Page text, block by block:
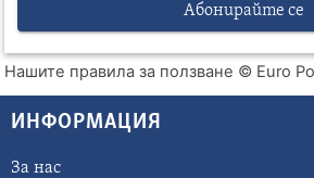
Абонирайте се
Нашите правила за ползване © Euro
ИНФОРМАЦИЯ
За нас